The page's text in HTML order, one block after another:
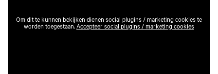
Om dit te kunnen bekijken dienen social plugins / marketing cookies te
worden toegestaan.Accepteer social plugins / marketing cookies